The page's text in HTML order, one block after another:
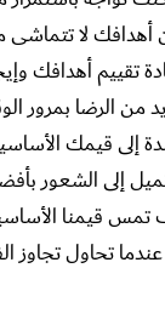
أهدافك لا
تقييم أهدافك
من الرضا بمرور
إلى قيمك
إلى الشعور
قيمنا
عندما تحاول